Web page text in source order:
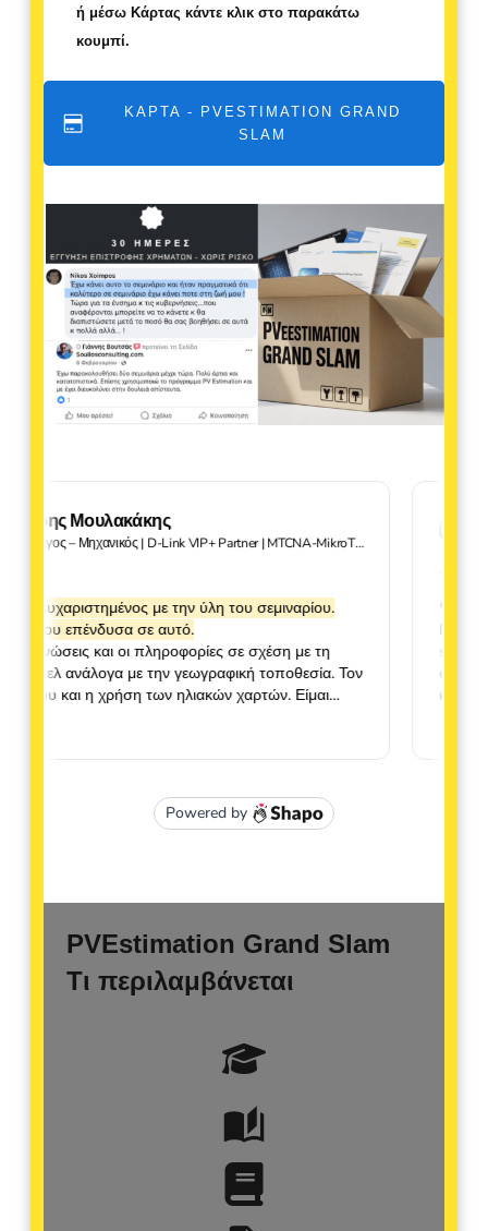
ή μέσω Κάρτας κάντε κλικ στο παρακάτω
κουμπί.
ΚΑΡΤΑ - PVESTIMATION GRAND
SLAM
PVEstimation Grand Slam
Τι περιλαμβάνεται